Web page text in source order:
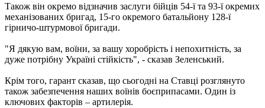
Також він окремо відзначив заслуги бійців 54-ї та 93-ї окремих
механізованих бригад, 15-го окремого батальйону 128-ї
гірничо-штурмової бригади.
"Я дякую вам, воїни, за вашу хоробрість і непохитність, за
дуже потрібну Україні стійкість", - сказав Зеленський.
Крім того, гарант сказав, що сьогодні на Ставці розглянуто
також забезпечення наших воїнів боєприпасами. Один із
ключових факторів – артилерія.